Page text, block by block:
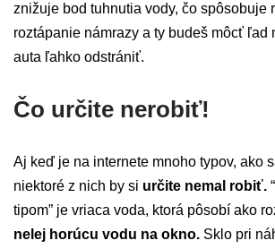
znižuje bod tuhnutia vody, čo spôsobuje
roztápanie námrazy a ty budeš môcť ľad
auta ľahko odstrániť.
Čo určite nerobiť!
Aj keď je na internete mnoho typov, ako
niektoré z nich by si určite nemal robiť.
tipom” je vriaca voda, ktorá pôsobí ako
nelej horúcu vodu na okno. Sklo pri